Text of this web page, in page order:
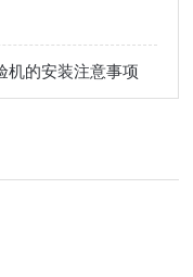
机的安装注意事项